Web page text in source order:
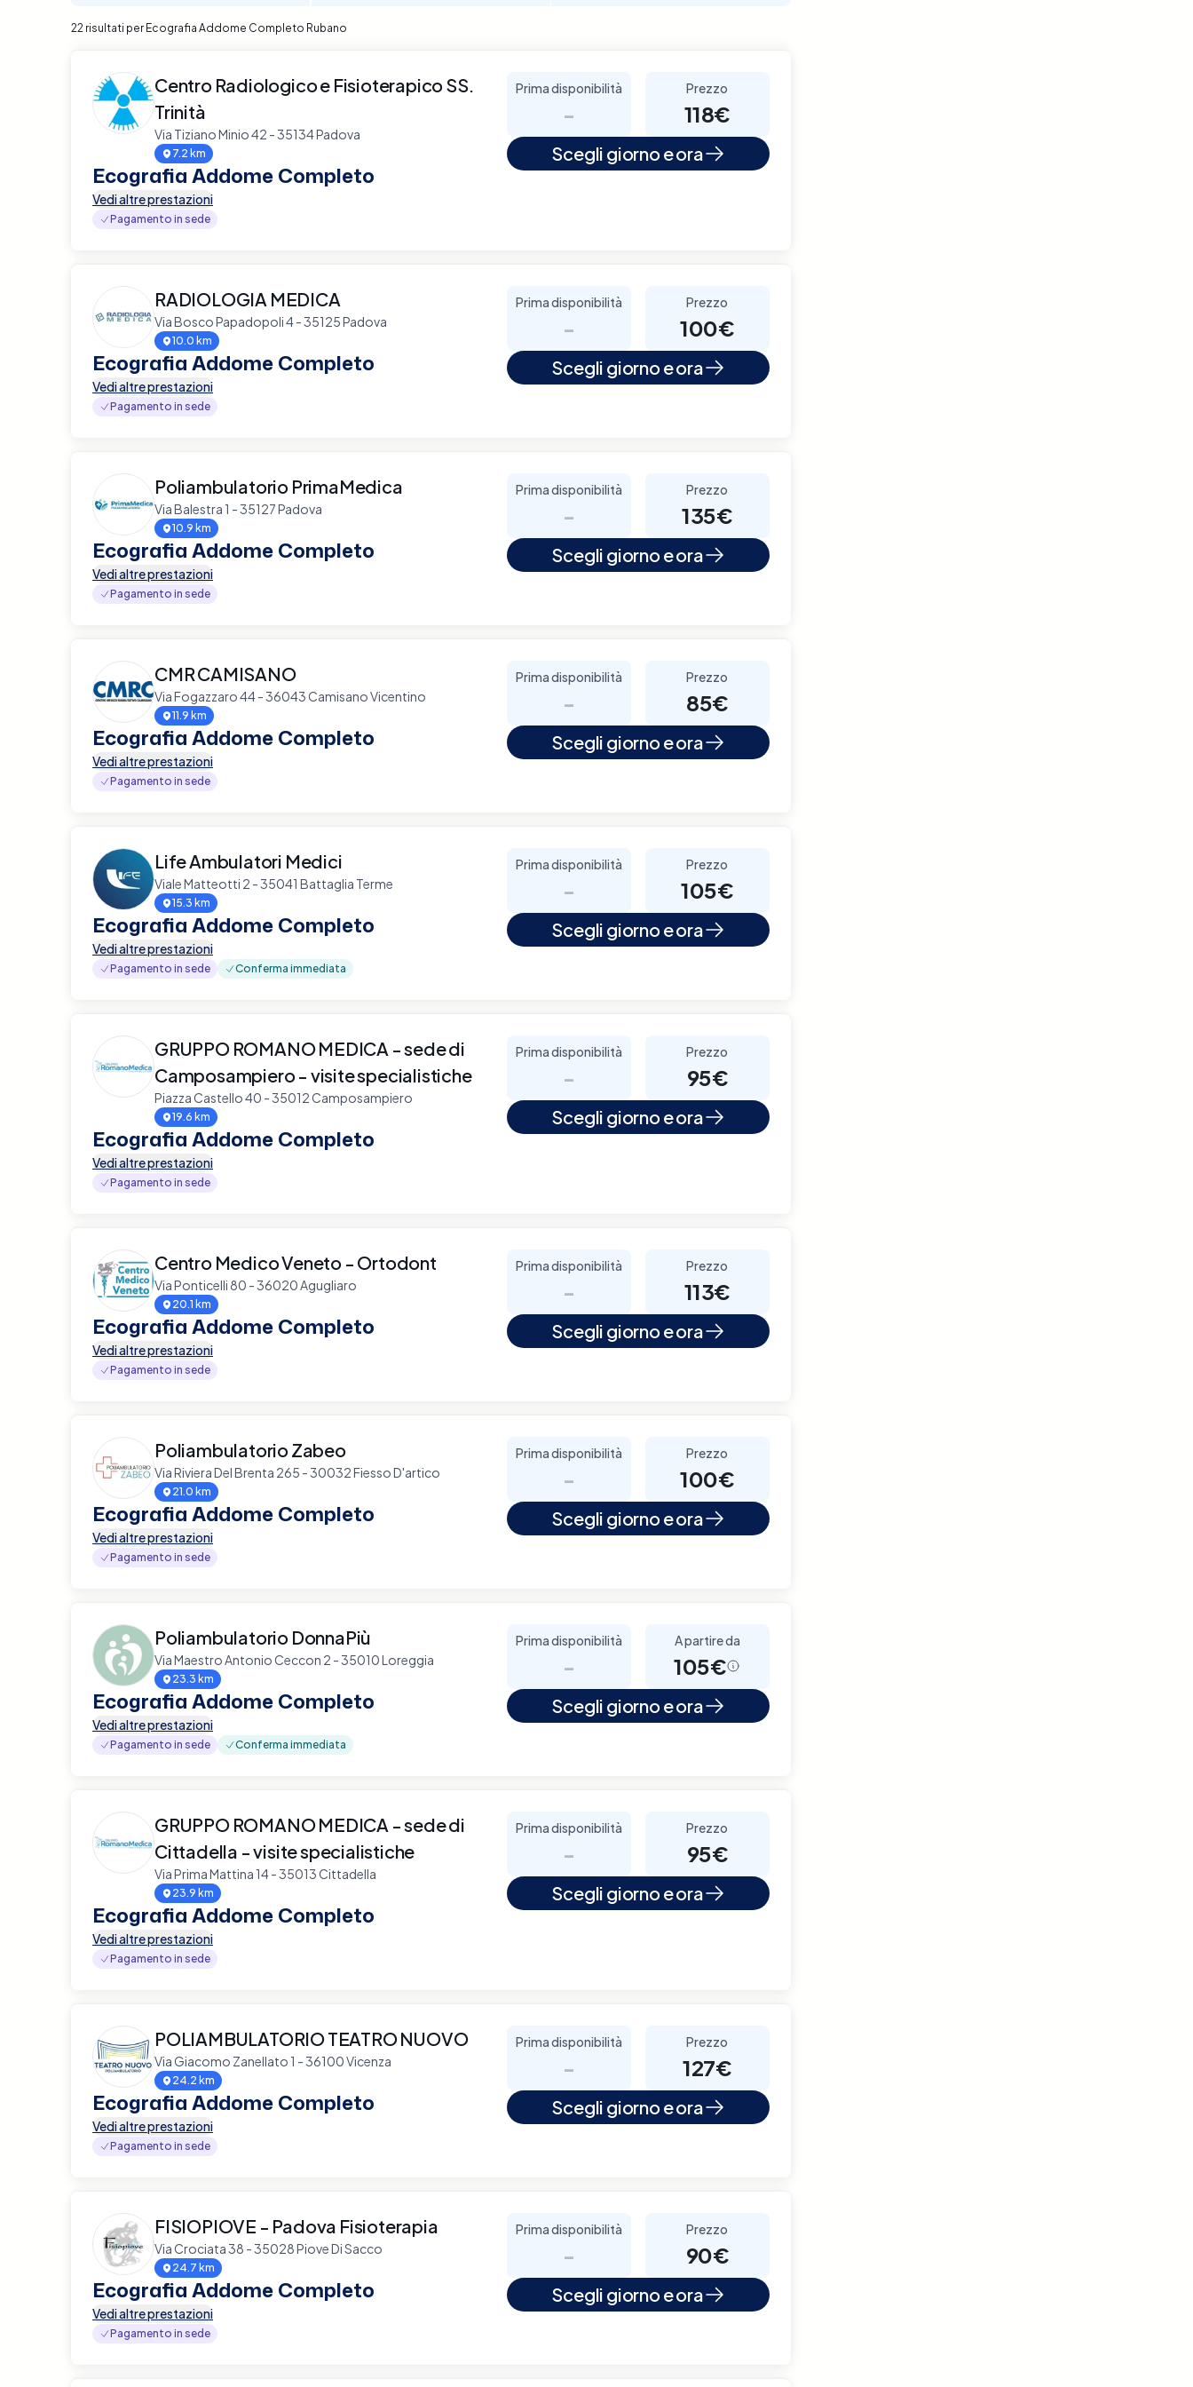
22 risultati per Ecografia Addome Completo Rubano
Centro Radiologico e Fisioterapico SS.
Trinità
Via Tiziano Minio 42 - 35134 Padova
7.2 km
Ecografia Addome Completo
Vedi altre prestazioni
Pagamento in sede
Prima disponibilità
-
Prezzo
118€
Scegli giorno e ora
RADIOLOGIA MEDICA
Via Bosco Papadopoli 4 - 35125 Padova
10.0 km
Ecografia Addome Completo
Vedi altre prestazioni
Pagamento in sede
Prima disponibilità
-
Prezzo
100€
Scegli giorno e ora
Poliambulatorio PrimaMedica
Via Balestra 1 - 35127 Padova
10.9 km
Ecografia Addome Completo
Vedi altre prestazioni
Pagamento in sede
Prima disponibilità
-
Prezzo
135€
Scegli giorno e ora
CMR CAMISANO
Via Fogazzaro 44 - 36043 Camisano Vicentino
11.9 km
Ecografia Addome Completo
Vedi altre prestazioni
Pagamento in sede
Prima disponibilità
-
Prezzo
85€
Scegli giorno e ora
Life Ambulatori Medici
Viale Matteotti 2 - 35041 Battaglia Terme
15.3 km
Ecografia Addome Completo
Vedi altre prestazioni
Pagamento in sede Conferma immediata
Prima disponibilità
-
Prezzo
105€
Scegli giorno e ora
GRUPPO ROMANO MEDICA - sede di
Camposampiero - visite specialistiche
Piazza Castello 40 - 35012 Camposampiero
19.6 km
Ecografia Addome Completo
Vedi altre prestazioni
Pagamento in sede
Prima disponibilità
-
Prezzo
95€
Scegli giorno e ora
Centro Medico Veneto - Ortodont
Via Ponticelli 80 - 36020 Agugliaro
20.1 km
Ecografia Addome Completo
Vedi altre prestazioni
Pagamento in sede
Prima disponibilità
-
Prezzo
113€
Scegli giorno e ora
Poliambulatorio Zabeo
Via Riviera Del Brenta 265 - 30032 Fiesso D'artico
21.0 km
Ecografia Addome Completo
Vedi altre prestazioni
Pagamento in sede
Prima disponibilità
-
Prezzo
100€
Scegli giorno e ora
Poliambulatorio DonnaPiù
Via Maestro Antonio Ceccon 2 - 35010 Loreggia
23.3 km
Ecografia Addome Completo
Vedi altre prestazioni
Pagamento in sede Conferma immediata
Prima disponibilità
-
A partire da
105€
Scegli giorno e ora
GRUPPO ROMANO MEDICA - sede di
Cittadella - visite specialistiche
Via Prima Mattina 14 - 35013 Cittadella
23.9 km
Ecografia Addome Completo
Vedi altre prestazioni
Pagamento in sede
Prima disponibilità
-
Prezzo
95€
Scegli giorno e ora
POLIAMBULATORIO TEATRO NUOVO
Via Giacomo Zanellato 1 - 36100 Vicenza
24.2 km
Ecografia Addome Completo
Vedi altre prestazioni
Pagamento in sede
Prima disponibilità
-
Prezzo
127€
Scegli giorno e ora
FISIOPIOVE - Padova Fisioterapia
Via Crociata 38 - 35028 Piove Di Sacco
24.7 km
Ecografia Addome Completo
Vedi altre prestazioni
Pagamento in sede
Prima disponibilità
-
Prezzo
90€
Scegli giorno e ora